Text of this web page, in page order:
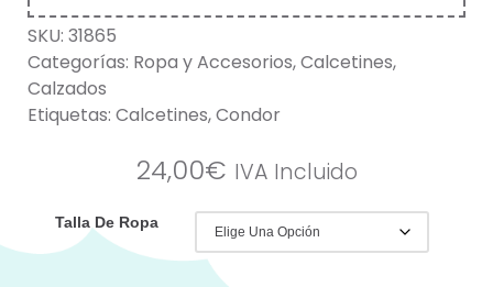
SKU: 31865
Categorías: Ropa y Accesorios,Calcetines,
Calzados
Etiquetas: Calcetines,Condor
24,00€ IVA Incluido
Talla De Ropa